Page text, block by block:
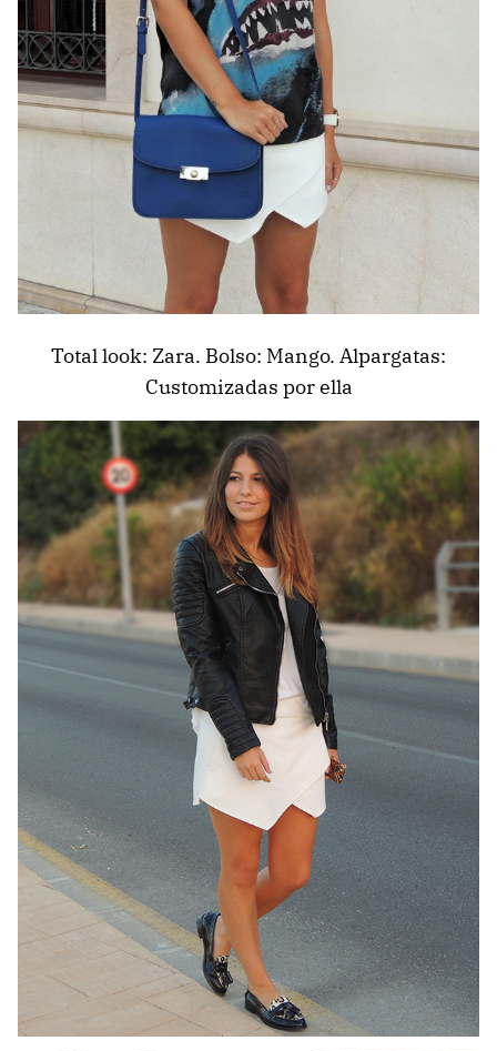
Total look: Zara. Bolso: Mango. Alpargatas:
Customizadas por ella